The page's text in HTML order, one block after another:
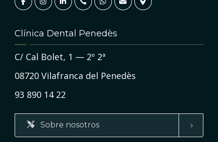
Clínica Dental Penedès
C/ Cal Bolet, 1 — 2º 2ª
08720 Vilafranca del Penedès
93 890 14 22
Sobre nosotros